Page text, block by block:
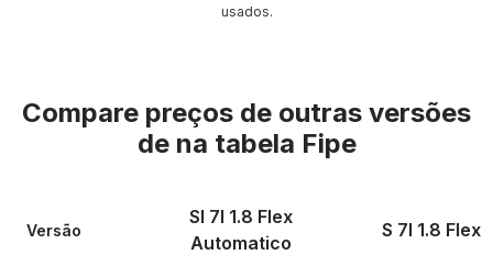
usados.
Compare preços de outras versões
de na tabela Fipe
Versão
Sl 7l 1.8 Flex
Automatico
S 7l 1.8 Flex